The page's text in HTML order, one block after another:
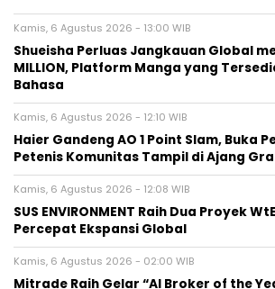
Kamis, 6 Agustus 2026 - 13:00 WIB
Shueisha Perluas Jangkauan Global
MILLION, Platform Manga yang
Bahasa
Kamis, 6 Agustus 2026 - 12:10 WIB
Haier Gandeng AO 1 Point Slam, Buka
Petenis Komunitas Tampil di Ajang
Kamis, 6 Agustus 2026 - 12:08 WIB
SUS ENVIRONMENT Raih Dua Proyek
Percepat Ekspansi Global
Kamis, 6 Agustus 2026 - 02:00 WIB
Mitrade Raih Gelar “AI Broker of the